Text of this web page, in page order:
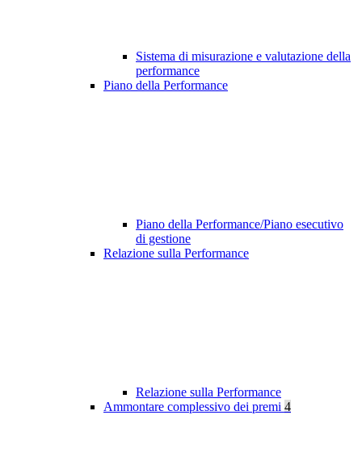
Sistema di misurazione e valutazione della
performance
Piano della Performance
Piano della Performance/Piano esecutivo
di gestione
Relazione sulla Performance
Relazione sulla Performance
Ammontare complessivo dei premi 4